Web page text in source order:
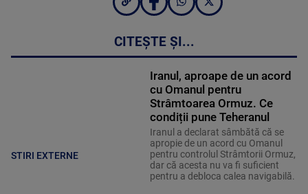
CITEȘTE ȘI...
STIRI EXTERNE
Iranul, aproape de un acord
cu Omanul pentru
Strâmtoarea Ormuz. Ce
condiții pune Teheranul
Iranul a declarat sâmbătă că se
apropie de un acord cu Omanul
pentru controlul Strâmtorii Ormuz,
dar că acesta nu va fi suficient
pentru a debloca calea navigabilă.